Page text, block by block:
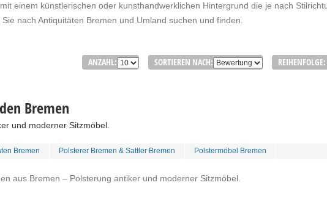
einem künstlerischen oder kunsthandwerklichen Hintergrund die je nach
nach Antiquitäten Bremen und Umland suchen und finden.
ANZAHL: SORTIEREN NACH: REIHENFOLGE:
Bremen
und moderner Sitzmöbel.
Bremen Polsterer Bremen & Sattler Bremen Polstermöbel Bremen
aus Bremen – Polsterung antiker und moderner Sitzmöbel.